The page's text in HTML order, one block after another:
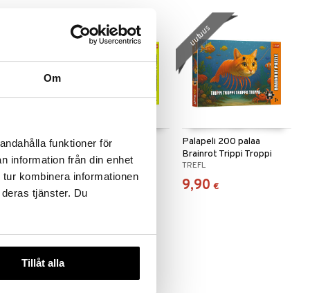
Om
funktioner för
information från din enhet
kombinera informationen
tjänster. Du
Tillåt alla
Palapeli 200 palaa
Brainrot Chimpanzini
Bananini
TREFL
9,90
uutuus
Palapeli 200 palaa
Brainrot Trippi Troppi
TREFL
9,90 €
uutuus